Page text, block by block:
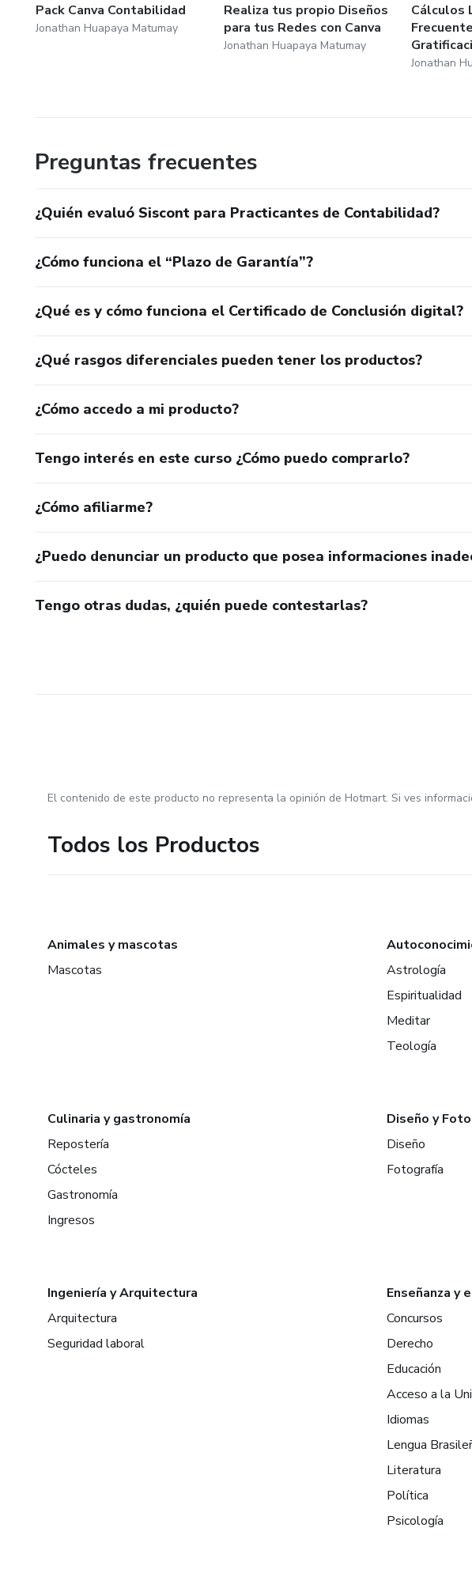
Pack Canva Contabilidad
Jonathan Huapaya Matumay
Realiza tus propio Diseños
para tus Redes con Canva
Jonathan Huapaya Matumay
Cálculos
Jonathan
Preguntas frecuentes
¿Quién evaluó Siscont para Practicantes de Contabilidad?
¿Cómo funciona el “Plazo de Garantía”?
¿Qué es y cómo funciona el Certificado de Conclusión digital?
¿Qué rasgos diferenciales pueden tener los productos?
¿Cómo accedo a mi producto?
Tengo interés en este curso ¿Cómo puedo comprarlo?
¿Cómo afiliarme?
¿Puedo denunciar un producto que posea informaciones
Tengo otras dudas, ¿quién puede contestarlas?
El contenido de este producto no representa la opinión de Hotmart. Si ves
Todos los Productos
Animales y mascotas
Mascotas
Astrología
Espiritualidad
Meditar
Teología
Culinaria y gastronomía
Repostería
Cócteles
Gastronomía
Ingresos
Diseño y
Diseño
Fotografía
Ingeniería y Arquitectura
Arquitectura
Seguridad laboral
Enseñanza y
Concursos
Derecho
Educación
Acceso a la
Idiomas
Lengua
Literatura
Política
Psicología